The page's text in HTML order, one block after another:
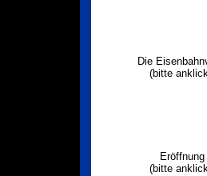
Die
(bitte
(bitte